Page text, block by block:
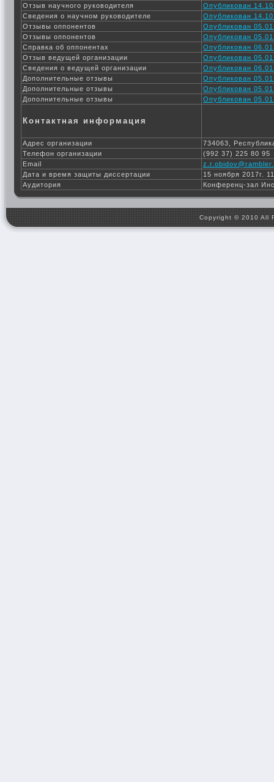
Отзыв научного руководителя
Опубликован
Сведения о научном руководителе
Опубликован
Отзывы оппонентов
Опубликован
Отзывы оппонентов
Опубликован
Справка об оппонентах
Опубликован
Отзыв ведущей организации
Опубликован
Сведения о ведущей организации
Опубликован
Дополнительные отзывы
Опубликован
Дополнительные отзывы
Опубликован
Дополнительные отзывы
Опубликован
Контактная информация
Адрес организации
734063,
Телефон организации
(992 37) 225 80 95
Email
Дата и время защиты диссертации
15 ноября 2017г.
Аудитория
Конференц-зал
Copyright © 2010 All